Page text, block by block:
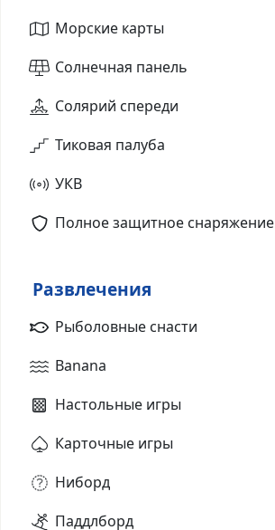
Морские карты
Солнечная панель
Солярий спереди
Тиковая палуба
УКВ
Полное защитное снаряжение
Развлечения
Рыболовные снасти
Banana
Настольные игры
Карточные игры
Ниборд
Паддлборд